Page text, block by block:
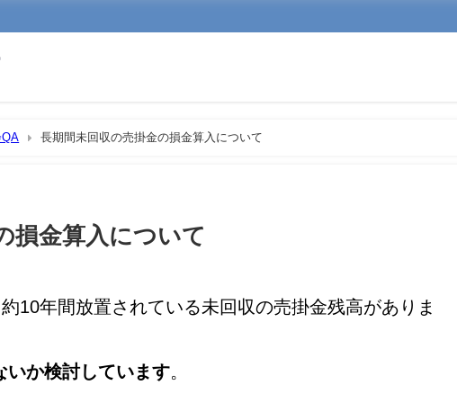
QA 長期間未回収の売掛金の損金算入について
損金算入について
10年間放置されている未回収の売掛金残高がありま
いか検討しています